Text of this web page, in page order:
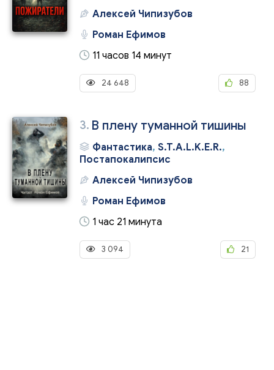
Алексей Чипизубов
Роман Ефимов
11 часов 14 минут
24 648 88
3. В плену туманной тишины
Фантастика, S.T.A.L.K.E.R.,
Постапокалипсис
Алексей Чипизубов
Роман Ефимов
1 час 21 минута
3 094 21